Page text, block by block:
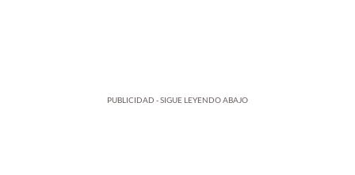
PUBLICIDAD - SIGUE LEYENDO ABAJO